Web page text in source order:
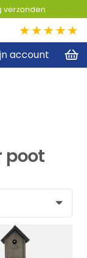
verzonden
account
poot